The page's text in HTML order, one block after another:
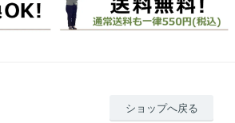
ショップへ戻る